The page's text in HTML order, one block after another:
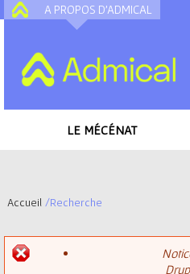
A PROPOS D'ADMICAL
LE MÉCÉNAT
Accueil /Recherche